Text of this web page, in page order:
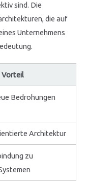
sind. Die
die auf
Unternehmens
Vorteil
Bedrohungen
Architektur
zu